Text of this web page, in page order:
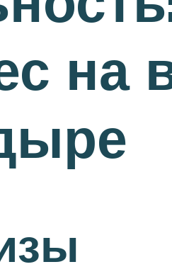
на